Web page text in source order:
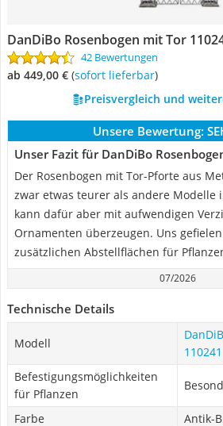
DanDiBo Rosenbogen mit Tor
42 Bewertungen
ab 449,00 € ( Sofort lieferbar)
Preisvergleich und
Unsere Bewertung:
Unser Fazit für DanDiBo
Der Rosenbogen mit Tor-Pforte aus
zwar etwas teurer als andere Modelle
kann dafür aber mit aufwendigen
Ornamenten überzeugen. Uns
zusätzlichen Abstellflächen für
07/2026
Technische Details
Modell
110241
Befestigungsmöglichkeiten
für Pflanzen
Farbe Antik-